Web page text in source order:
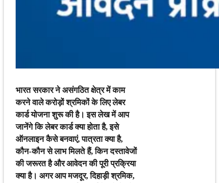
भारत सरकार ने असंगठित क्षेत्र में काम
करने वाले करोड़ों श्रमिकों के लिए लेबर
कार्ड योजना शुरू की है। इस लेख में आप
जानेंगे कि लेबर कार्ड क्या होता है, इसे
ऑनलाइन कैसे बनवाएं, पात्रता क्या है,
कौन-कौन से लाभ मिलते हैं, किन दस्तावेजों
की जरूरत है और आवेदन की पूरी प्रक्रिया
क्या है। अगर आप मजदूर, दिहाड़ी श्रमिक,